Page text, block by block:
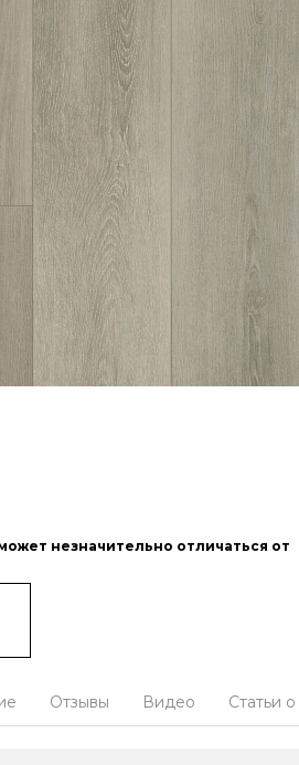
незначительно отличаться от
Отзывы Видео Статьи